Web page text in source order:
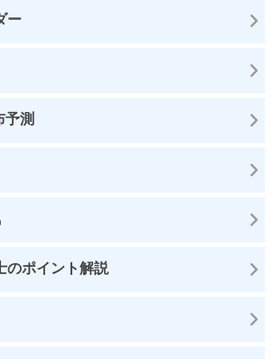
ー
予測
のポイント解説